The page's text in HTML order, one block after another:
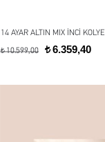
14 AYAR ALTIN MIX İNCİ KOLYE
t10.599,00 t6.359,40